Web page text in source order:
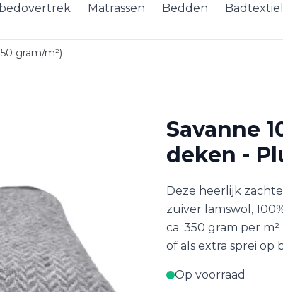
Matrassen Bedden Badtextiel
gram/m²)
Savanne
deken -
Deze heerlijk
zuiver lamswol,
ca. 350 gram per
of als extra sprei op
Op voorraad